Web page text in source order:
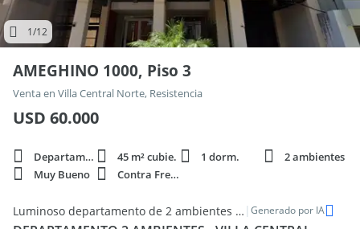
1/12
AMEGHINO 1000, Piso 3
Venta en Villa Central Norte, Resistencia
USD 60.000
Departamento 45 m² cubie. 1 dorm.
2 ambientes
Muy Bueno
Contra Frente
Luminoso departamento de 2 ambientes en venta en Villa Central Norte, Resistencia | Generado por IA